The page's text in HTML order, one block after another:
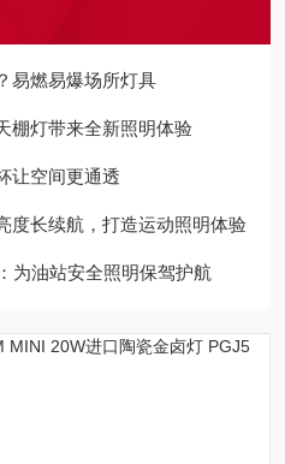
易燃易爆场所灯具
棚灯带来全新照明体验
让空间更通透
度长续航，打造运动照明体验
为油站安全照明保驾护航